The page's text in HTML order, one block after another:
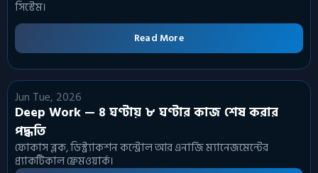
সিস্টেম।
Read More
Jun Tue, 2026
Deep Work — ৪ ঘণ্টায় ৮ ঘণ্টার কাজ শেষ করার
পদ্ধতি
ফোকাস ব্লক, ডিস্ট্র্যাকশন কন্ট্রোল আর এনার্জি ম্যানেজমেন্টের
প্র্যাকটিকাল ফ্রেমওয়ার্ক।
Remember me Lost your password?